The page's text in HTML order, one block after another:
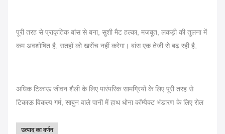
पूरी तरह से प्राकृतिक बांस से बना, सुशी मैट हल्का, मजबूत, लकड़ी की तुलना में
कम अवशोषित है, सतहों को खरोंच नहीं करेगा। बांस एक तेजी से बढ़ रही है,
अधिक टिकाऊ जीवन शैली के लिए पारंपरिक सामग्रियों के लिए पूरी तरह से
टिकाऊ विकल्प गर्म, साबुन वाले पानी में हाथ धोना कॉम्पैक्ट भंडारण के लिए रोल
उत्पाद का वर्णन